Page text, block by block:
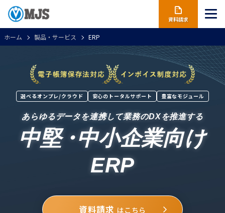
資料請求
ホーム 製品・サービス ERP
選べるオンプレ/クラウド 安心のトータルサポート 豊富なモジュール
あらゆるデータを連携して業務のDXを推進する
中堅・中小企業向け
ERP
資料請求 はこちら